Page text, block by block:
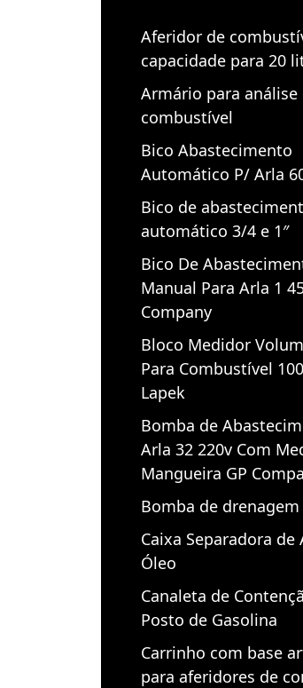
Aferidor de
capacidade para 20
Armário para análise
combustível
Bico Abastecimento
Automático P/ Arla
Bico de
automático 3/4 e 1″
Bico De
Manual Para Arla 1
Company
Bloco Medidor
Para Combustível
Lapek
Bomba de
Arla 32 220v Com
Mangueira GP
Bomba de
Caixa Separadora de
Óleo
Canaleta de
Posto de Gasolina
Carrinho com base
para aferidores de